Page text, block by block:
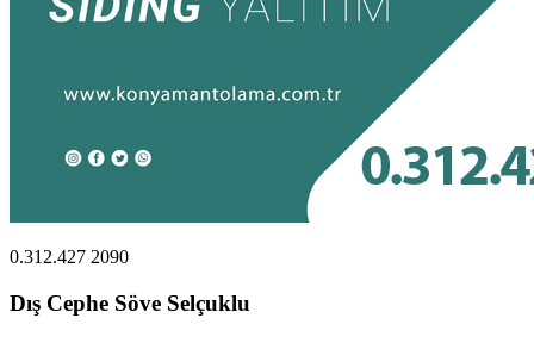
0.312.427 2090
Dış Cephe Söve Selçuklu